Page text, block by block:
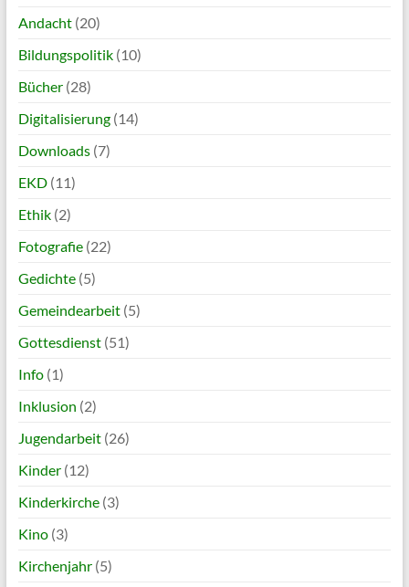
Andacht(20)
Bildungspolitik(10)
Bücher(28)
Digitalisierung(14)
Downloads(7)
EKD(11)
Ethik(2)
Fotografie(22)
Gedichte(5)
Gemeindearbeit(5)
Gottesdienst(51)
Info(1)
Inklusion (2)
Jugendarbeit(26)
Kinder(12)
Kinderkirche(3)
Kino(3)
Kirchenjahr(5)